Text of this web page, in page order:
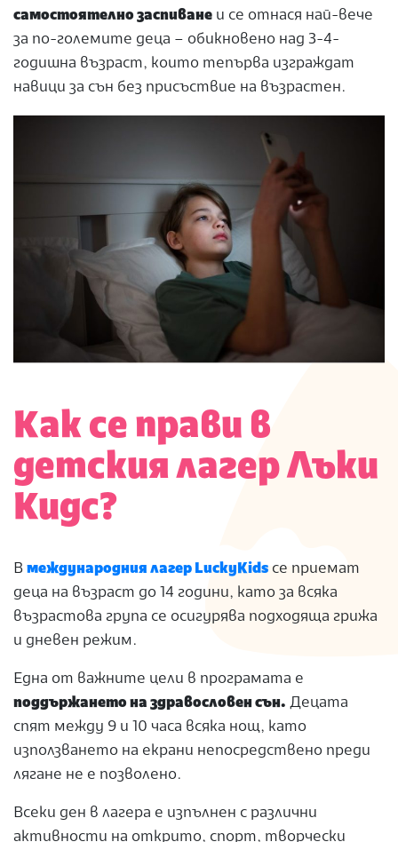
самостоятелно заспиване и се отнася най-вече
за по-големите деца – обикновено над 3-4-
годишна възраст, които тепърва изграждат
навици за сън без присъствие на възрастен.
Как се прави в
детския лагер Лъки
Кидс?
В международния лагер LuckyKids се приемат
деца на възраст до 14 години, като за всяка
възрастова група се осигурява подходяща грижа
и дневен режим.
Една от важните цели в програмата е
поддържането на здравословен сън. Децата
спят между 9 и 10 часа всяка нощ, като
използването на екрани непосредствено преди
лягане не е позволено.
Всеки ден в лагера е изпълнен с различни
активности на открито, спорт, творчески